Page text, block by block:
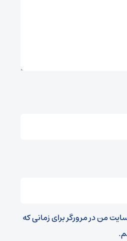
من در مرورگر برای زمانی که